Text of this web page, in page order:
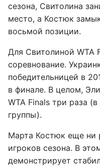
сезона, Свитолина
место, а Костюк
восьмой позиции.
Для Свитолиной WTA
соревнование.
победительницей в
в финале. В целом,
WTA Finals три раза
группы).
Марта Костюк еще ни
игроков сезона. В
демонстрирует